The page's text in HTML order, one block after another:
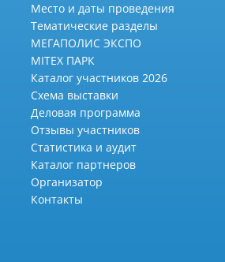
Место и даты проведения
Тематические разделы
МЕГАПОЛИС ЭКСПО
MITEX ПАРК
Каталог участников 2026
Схема выставки
Деловая программа
Отзывы участников
Статистика и аудит
Каталог партнеров
Организатор
Контакты